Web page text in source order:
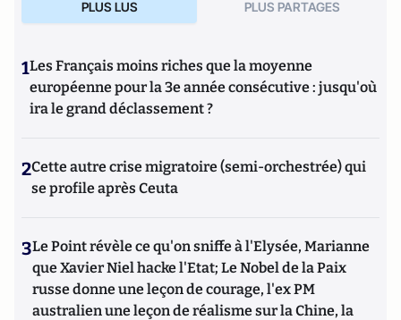
PLUS LUS PLUS PARTAGES
1Les Français moins riches que la moyenne
européenne pour la 3e année consécutive : jusqu'où
ira le grand déclassement ?
2Cette autre crise migratoire (semi-orchestrée) qui
se profile après Ceuta
3Le Point révèle ce qu'on sniffe à l'Elysée, Marianne
que Xavier Niel hacke l'Etat; Le Nobel de la Paix
russe donne une leçon de courage, l'ex PM
australien une leçon de réalisme sur la Chine, la